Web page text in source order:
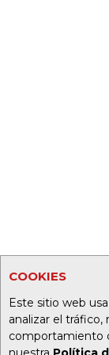
COOKIES
Este sitio web
analizar el
comportamiento